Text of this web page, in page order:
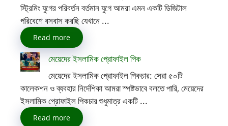
স্ট্রিমিং যুগের পরিবর্তন বর্তমান যুগে আমরা এমন একটি ডিজিটাল
পরিবেশে বসবাস করছি যেখানে ...
Read more
মেয়েদের ইসলামিক প্রোফাইল পিক
মেয়েদের ইসলামিক প্রোফাইল পিকচার: সেরা ৫০টি
কালেকশন ও ব্যবহার নির্দেশিকা আমরা স্পষ্টভাবে বলতে পারি, মেয়েদের
ইসলামিক প্রোফাইল পিকচার শুধুমাত্র একটি ...
Read more